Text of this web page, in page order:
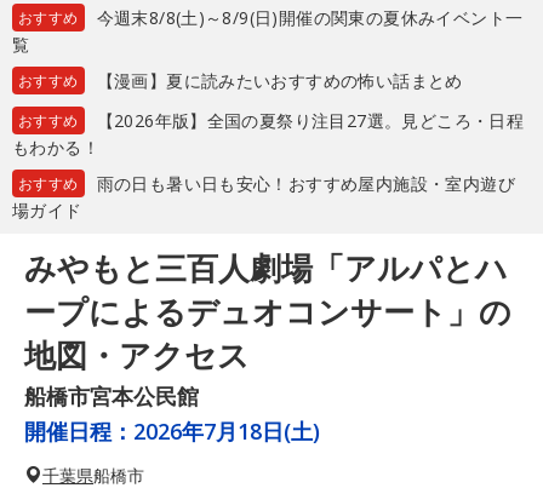
おすすめ
今週末8/8(土)～8/9(日)開催の関東の夏休みイベント一
覧
おすすめ 【漫画】夏に読みたいおすすめの怖い話まとめ
おすすめ
【2026年版】全国の夏祭り注目27選。見どころ・日程
もわかる！
おすすめ
雨の日も暑い日も安心！おすすめ屋内施設・室内遊び
場ガイド
みやもと三百人劇場「アルパとハ
ープによるデュオコンサート」の
地図・アクセス
船橋市宮本公民館
開催日程： 2026年7月18日(土)
千葉県船橋市